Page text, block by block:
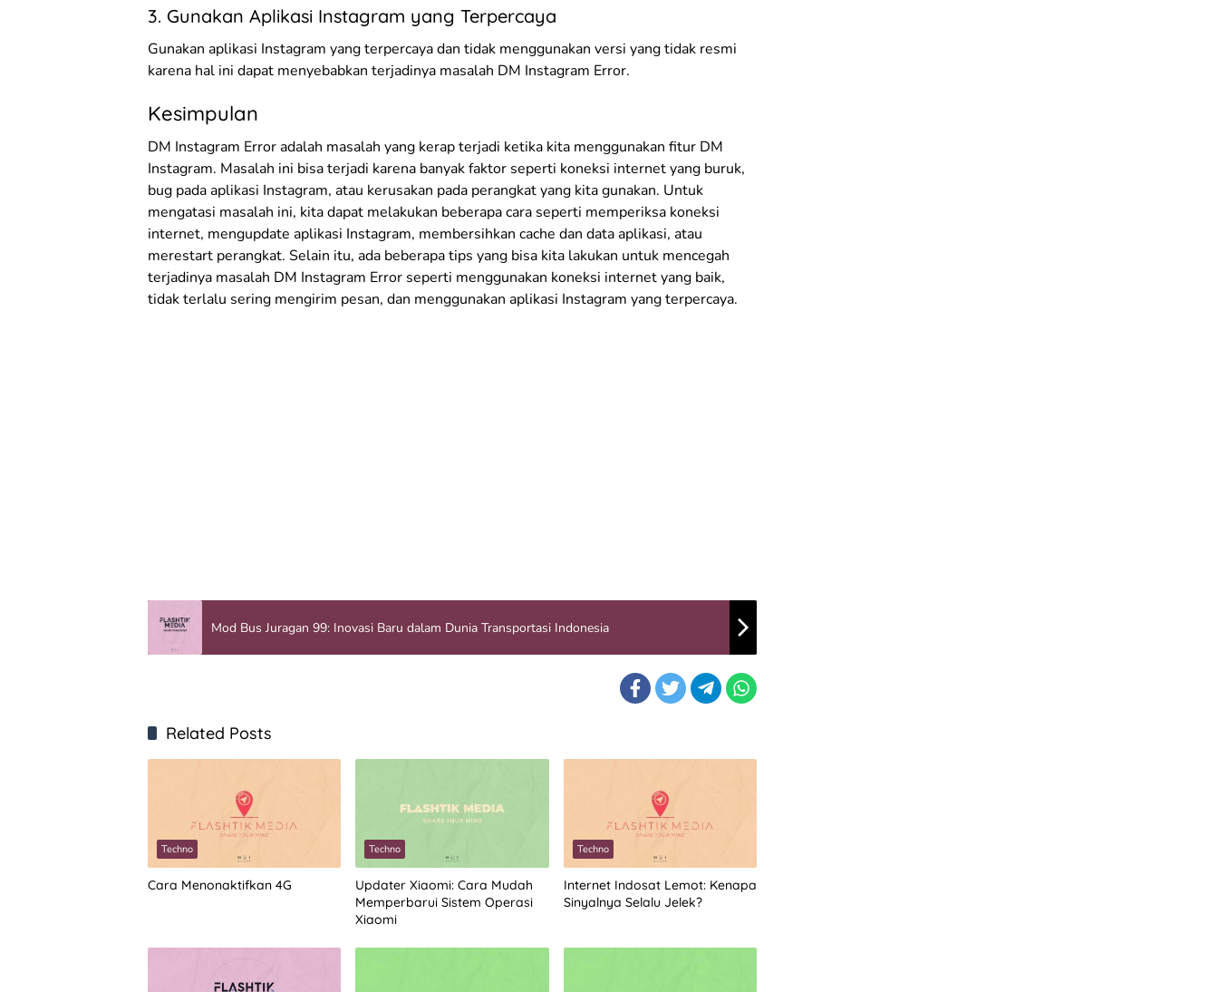
3. Gunakan Aplikasi Instagram yang Terpercaya
Gunakan aplikasi Instagram yang terpercaya dan tidak menggunakan versi yang tidak resmi
karena hal ini dapat menyebabkan terjadinya masalah DM Instagram Error.
Kesimpulan
DM Instagram Error adalah masalah yang kerap terjadi ketika kita menggunakan fitur DM
Instagram. Masalah ini bisa terjadi karena banyak faktor seperti koneksi internet yang buruk,
bug pada aplikasi Instagram, atau kerusakan pada perangkat yang kita gunakan. Untuk
mengatasi masalah ini, kita dapat melakukan beberapa cara seperti memperiksa koneksi
internet, mengupdate aplikasi Instagram, membersihkan cache dan data aplikasi, atau
merestart perangkat. Selain itu, ada beberapa tips yang bisa kita lakukan untuk mencegah
terjadinya masalah DM Instagram Error seperti menggunakan koneksi internet yang baik,
tidak terlalu sering mengirim pesan, dan menggunakan aplikasi Instagram yang terpercaya.
Mod Bus Juragan 99: Inovasi Baru dalam Dunia Transportasi Indonesia
Related Posts
Techno
Cara Menonaktifkan 4G
Techno
Updater Xiaomi: Cara Mudah
Memperbarui Sistem Operasi
Xiaomi
Techno
Internet Indosat Lemot: Kenapa
Sinyalnya Selalu Jelek?